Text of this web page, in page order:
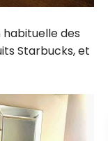
des
Starbucks, et